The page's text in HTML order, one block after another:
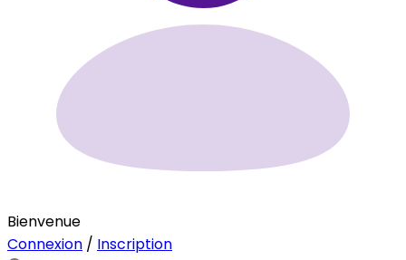
Bienvenue
Connexion / Inscription